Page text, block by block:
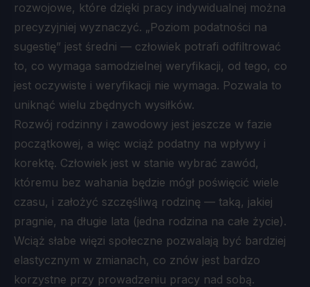
rozwojowe, które dzięki pracy indywidualnej można
precyzyjniej wyznaczyć. „Poziom podatności na
sugestię” jest średni — człowiek potrafi odfiltrować
to, co wymaga samodzielnej weryfikacji, od tego, co
jest oczywiste i weryfikacji nie wymaga. Pozwala to
uniknąć wielu zbędnych wysiłków.
Rozwój rodzinny i zawodowy jest jeszcze w fazie
początkowej, a więc wciąż podatny na wpływy i
korektę. Człowiek jest w stanie wybrać zawód,
któremu bez wahania będzie mógł poświęcić wiele
czasu, i założyć szczęśliwą rodzinę — taką, jakiej
pragnie, na długie lata (jedna rodzina na całe życie).
Wciąż słabe więzi społeczne pozwalają być bardziej
elastycznym w zmianach, co znów jest bardzo
korzystne przy prowadzeniu pracy nad sobą.